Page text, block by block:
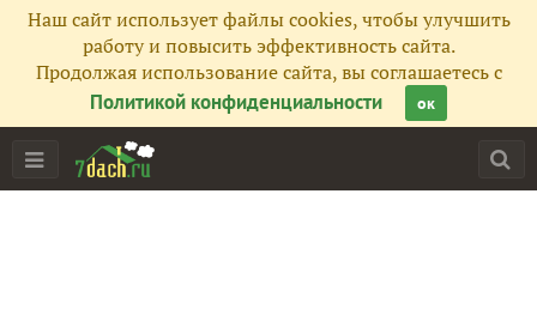
Наш сайт использует файлы cookies, чтобы улучшить
работу и повысить эффективность сайта.
Продолжая использование сайта, вы соглашаетесь с
Политикой конфиденциальности
ок